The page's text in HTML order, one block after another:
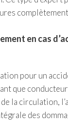
en cas
pour un
que
la circulation,
des